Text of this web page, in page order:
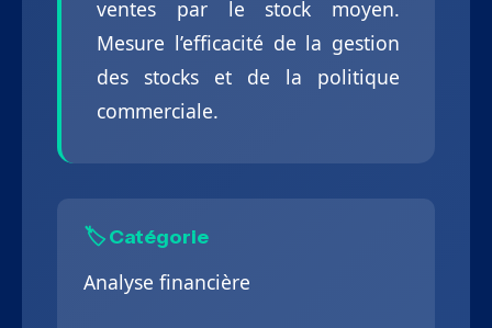
ventes par le stock moyen.
Mesure l’efficacité de la gestion
des stocks et de la politique
commerciale.
🏷️ Catégorie
Analyse financière